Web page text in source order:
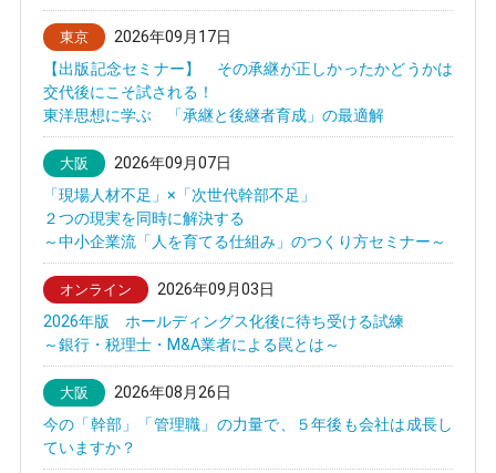
東京
2026年09月17日
【出版記念セミナー】 その承継が正しかったかどうかは
交代後にこそ試される！
東洋思想に学ぶ 「承継と後継者育成」の最適解
大阪
2026年09月07日
「現場人材不足」×「次世代幹部不足」
２つの現実を同時に解決する
～中小企業流「人を育てる仕組み」のつくり方セミナー～
オンライン
2026年09月03日
2026年版 ホールディングス化後に待ち受ける試練
～銀行・税理士・M&A業者による罠とは～
大阪
2026年08月26日
今の「幹部」「管理職」の力量で、５年後も会社は成長し
ていますか？